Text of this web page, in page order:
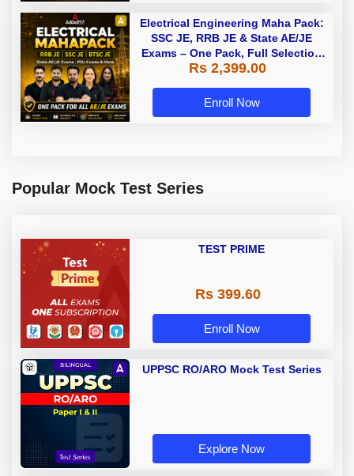
Electrical Engineering Maha Pack:
SSC JE, RRB JE & State AE/JE
Exams – One Pack, Full Selection
Preparation
Rs 2,399.00
Enroll Now
Popular Mock Test Series
TEST PRIME
Rs 399.60
Enroll Now
UPPSC RO/ARO Mock Test Series
Explore Now